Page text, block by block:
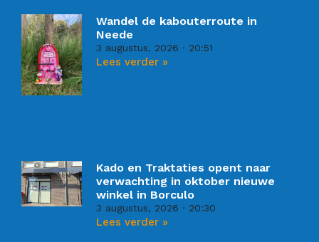
Wandel de kabouterroute in
Neede
3 augustus, 2026 20:51
Lees verder »
Kado en Traktaties opent naar
verwachting in oktober nieuwe
winkel in Borculo
3 augustus, 2026 20:30
Lees verder »